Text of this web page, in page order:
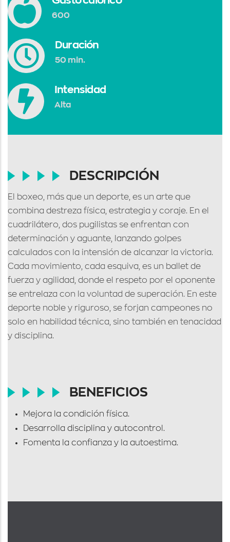
600
Duración
50 min.
Intensidad
Alta
DESCRIPCIÓN
El boxeo, más que un deporte, es un arte que
combina destreza física, estrategia y coraje. En el
cuadrilátero, dos pugilistas se enfrentan con
determinación y aguante, lanzando golpes
calculados con la intensión de alcanzar la victoria.
Cada movimiento, cada esquiva, es un ballet de
fuerza y agilidad, donde el respeto por el oponente
se entrelaza con la voluntad de superación. En este
deporte noble y riguroso, se forjan campeones no
solo en habilidad técnica, sino también en tenacidad
y disciplina.
BENEFICIOS
Mejora la condición física.
Desarrolla disciplina y autocontrol.
Fomenta la confianza y la autoestima.